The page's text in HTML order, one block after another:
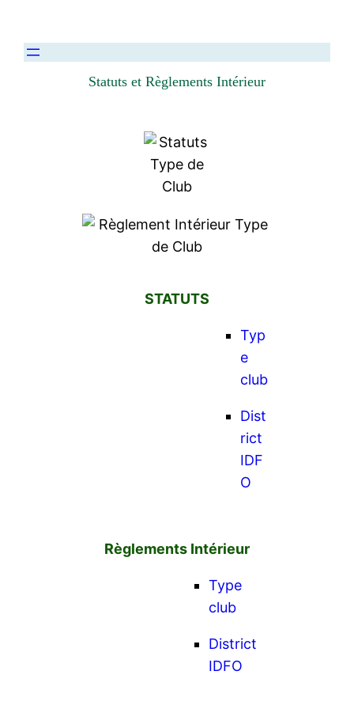
Statuts et Règlements Intérieur
STATUTS
Typ
e
club
Dist
rict
IDF
O
Règlements Intérieur
Type
club
District
IDFO